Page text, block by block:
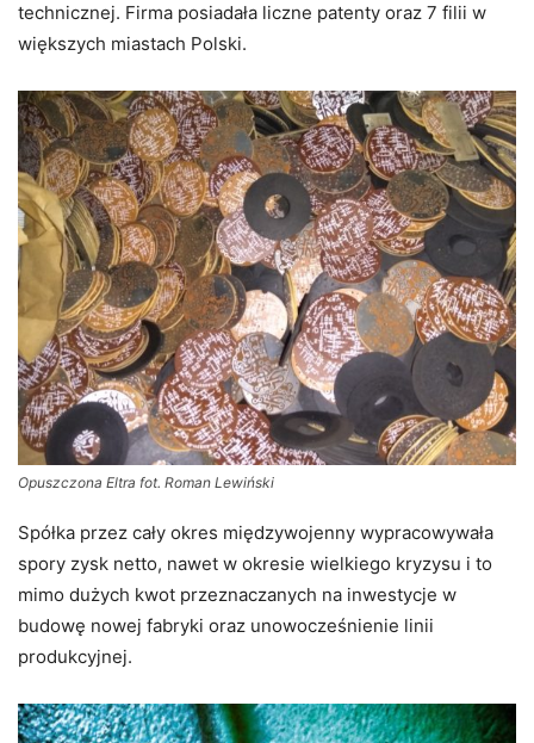
technicznej. Firma posiadała liczne patenty oraz 7 filii w
większych miastach Polski.
Opuszczona Eltra fot. Roman Lewiński
Spółka przez cały okres międzywojenny wypracowywała
spory zysk netto, nawet w okresie wielkiego kryzysu i to
mimo dużych kwot przeznaczanych na inwestycje w
budowę nowej fabryki oraz unowocześnienie linii
produkcyjnej.